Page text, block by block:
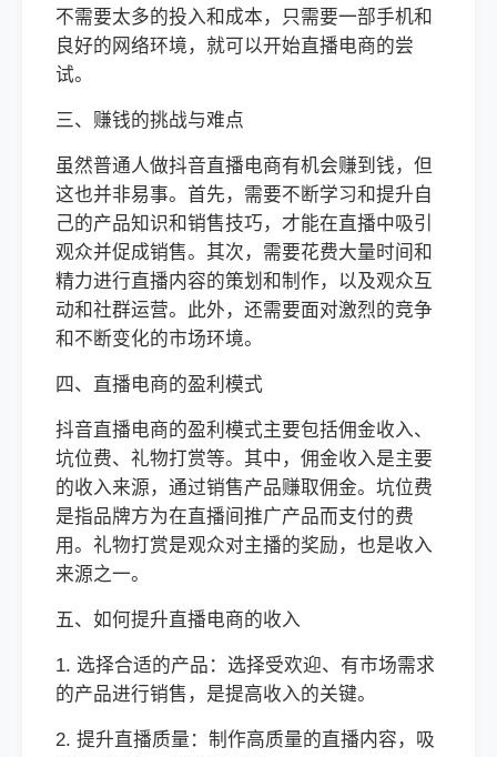
不需要太多的投入和成本，只需要一部手机和
良好的网络环境，就可以开始直播电商的尝
试。
三、赚钱的挑战与难点
虽然普通人做抖音直播电商有机会赚到钱，但
这也并非易事。首先，需要不断学习和提升自
己的产品知识和销售技巧，才能在直播中吸引
观众并促成销售。其次，需要花费大量时间和
精力进行直播内容的策划和制作，以及观众互
动和社群运营。此外，还需要面对激烈的竞争
和不断变化的市场环境。
四、直播电商的盈利模式
抖音直播电商的盈利模式主要包括佣金收入、
坑位费、礼物打赏等。其中，佣金收入是主要
的收入来源，通过销售产品赚取佣金。坑位费
是指品牌方为在直播间推广产品而支付的费
用。礼物打赏是观众对主播的奖励，也是收入
来源之一。
五、如何提升直播电商的收入
1. 选择合适的产品：选择受欢迎、有市场需求
的产品进行销售，是提高收入的关键。
2. 提升直播质量：制作高质量的直播内容，吸